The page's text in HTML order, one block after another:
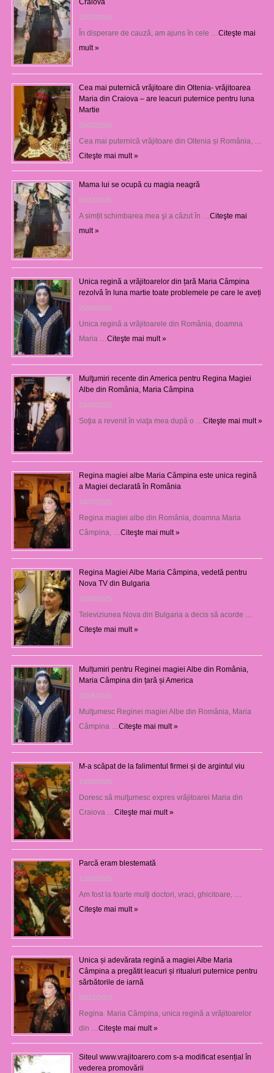
22/07/2026
În disperare de cauză, am ajuns în cele … Citeşte mai
mult »
Cea mai puternică vrăjitoare din Oltenia- vrăjitoarea
Maria din Craiova – are leacuri puternice pentru luna
Martie
25/03/2026
Cea mai puternică vrăjitoare din Oltenia și România, …
Citeşte mai mult »
Mama lui se ocupă cu magia neagră
05/12/2025
A simțit schimbarea mea şi a căzut în … Citeşte mai
mult »
Unica regină a vrăjitoarelor din țară Maria Câmpina
rezolvă în luna martie toate problemele pe care le aveți
25/09/2025
Unica regină a vrăjitoarele din România, doamna
Maria … Citeşte mai mult »
Mulţumiri recente din America pentru Regina Magiei
Albe din România, Maria Câmpina
23/08/2025
Soţia a revenit în viaţa mea după o … Citeşte mai mult »
Regina magiei albe Maria Câmpina este unica regină
a Magiei declarată în România
16/07/2025
Regina magiei albe din România, doamna Maria
Câmpina, … Citeşte mai mult »
Regina Magiei Albe Maria Câmpina, vedetă pentru
Nova TV din Bulgaria
23/05/2025
Televiziunea Nova din Bulgaria a decis să acorde …
Citeşte mai mult »
Mulțumiri pentru Reginei magiei Albe din România,
Maria Câmpina din țară și America
22/05/2025
Mulţumesc Reginei magiei Albe din România, Maria
Câmpina … Citeşte mai mult »
M-a scăpat de la falimentul firmei și de argintul viu
13/03/2025
Doresc să mulţumesc expres vrăjitoarei Maria din
Craiova … Citeşte mai mult »
Parcă eram blestemată
12/03/2025
Am fost la foarte mulţi doctori, vraci, ghicitoare, …
Citeşte mai mult »
Unica și adevărata regină a magiei Albe Maria
Câmpina a pregătit leacuri și ritualuri puternice pentru
sărbătorile de iarnă
26/12/2023
Regina Maria Câmpina, unica regină a vrăjitoarelor
din … Citeşte mai mult »
Siteul www.vrajitoarero.com s-a modificat esențial în
vederea promovării